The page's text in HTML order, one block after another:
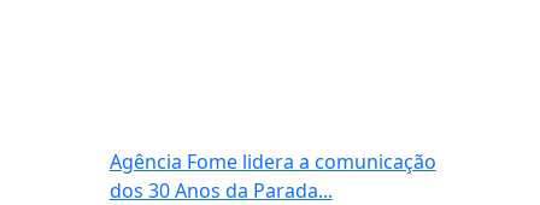
Agência Fome lidera a comunicação
dos 30 Anos da Parada...